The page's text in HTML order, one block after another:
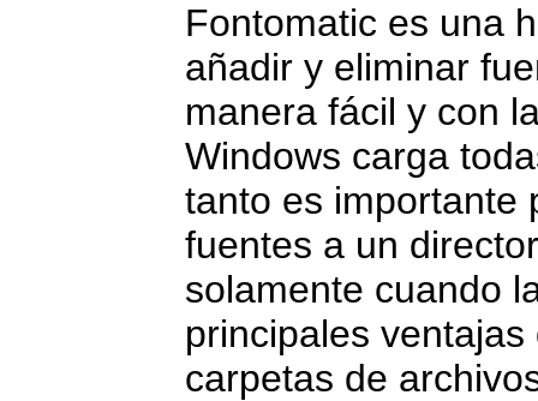
Fontomatic es una
añadir y eliminar
manera fácil y con
Windows carga
tanto es importante
fuentes a un
solamente cuando
principales
carpetas de